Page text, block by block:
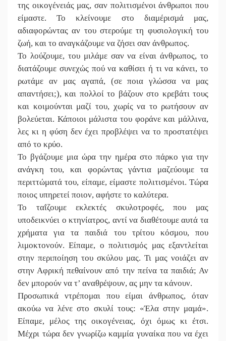
της οικογένειάς μας, σαν πολιτισμένοι άνθρωποι που
είμαστε. Το κλείνουμε στο διαμέρισμά μας,
αδιαφορώντας αν του στερούμε τη φυσιολογική του
ζωή, και το αναγκάζουμε να ζήσει σαν άνθρωπος.
Το λούζουμε, του μιλάμε σαν να είναι άνθρωπος, το
διατάζουμε συνεχώς πού να καθίσει ή τι να κάνει, το
ρωτάμε αν μας αγαπά, (σε ποια γλώσσα να μας
απαντήσει;), και πολλοί το βάζουν στο κρεβάτι τους
και κοιμούνται μαζί του, χωρίς να το ρωτήσουν αν
βολεύεται. Κάποιοι μάλιστα του φοράνε και μάλλινα,
λες κι η φύση δεν έχει προβλέψει να το προστατέψει
από το κρύο.
Το βγάζουμε μια ώρα την ημέρα στο πάρκο για την
ανάγκη του, και φορώντας γάντια μαζεύουμε τα
περιττώματά του, είπαμε, είμαστε πολιτισμένοι. Τώρα
ποιος υπηρετεί ποιον, αφήστε το καλύτερα.
Το ταΐζουμε εκλεκτές σκυλοτροφές, που μας
υποδεικνύει ο κτηνίατρος, αντί να διαθέτουμε αυτά τα
χρήματα για τα παιδιά του τρίτου κόσμου, που
λιμοκτονούν. Είπαμε, ο πολιτισμός μας εξαντλείται
στην περιποίηση του σκύλου μας. Τι μας νοιάζει αν
στην Αφρική πεθαίνουν από την πείνα τα παιδιά; Αν
δεν μπορούν να τ’ αναθρέψουν, ας μην τα κάνουν.
Προσωπικά ντρέπομαι που είμαι άνθρωπος, όταν
ακούω να λένε στο σκυλί τους: «Έλα στην μαμά».
Είπαμε, μέλος της οικογένειας, όχι όμως κι έτσι.
Μέχρι τώρα δεν γνωρίζω καμμία γυναίκα που να έχει